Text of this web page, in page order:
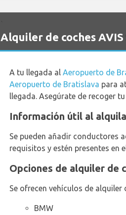
Alquiler de coches
A tu llegada al Aeropuerto de
Aeropuerto de Bratislava para
llegada. Asegúrate de recoger
Información útil al
Se pueden añadir conductores
requisitos y estén presentes en
Opciones de alquiler de
Se ofrecen vehículos de
BMW